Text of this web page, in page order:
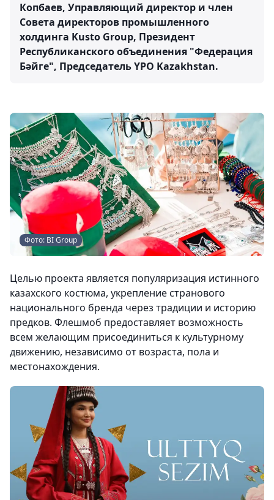
Копбаев, Управляющий директор и член
Совета директоров промышленного
холдинга Kusto Group, Президент
Республиканского объединения "Федерация
Бәйге", Председатель YPO Kazakhstan.
Фото: BI Group
Целью проекта является популяризация истинного
казахского костюма, укрепление странового
национального бренда через традиции и историю
предков. Флешмоб предоставляет возможность
всем желающим присоединиться к культурному
движению, независимо от возраста, пола и
местонахождения.